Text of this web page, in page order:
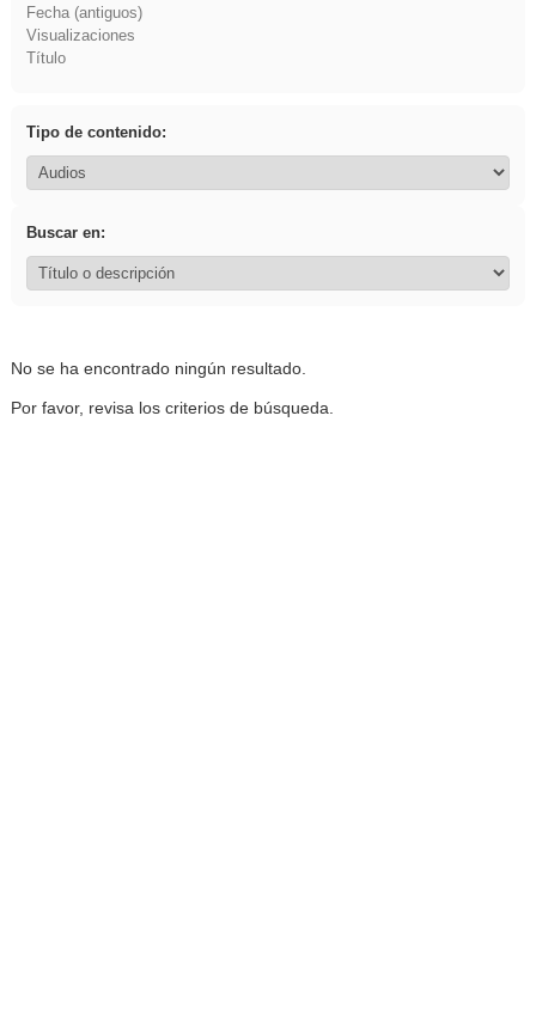
Fecha (antiguos)
Visualizaciones
Título
Tipo de contenido:
Buscar en:
No se ha encontrado ningún resultado.
Por favor, revisa los criterios de búsqueda.